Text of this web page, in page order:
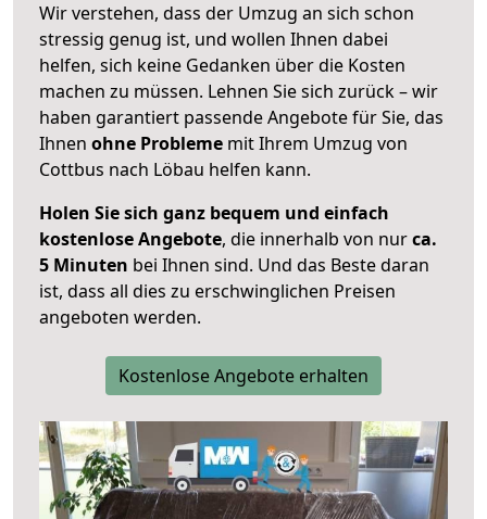
Wir verstehen, dass der Umzug an sich schon
stressig genug ist, und wollen Ihnen dabei
helfen, sich keine Gedanken über die Kosten
machen zu müssen. Lehnen Sie sich zurück – wir
haben garantiert passende Angebote für Sie, das
Ihnen ohne Probleme mit Ihrem Umzug von
Cottbus nach Löbau helfen kann.
Holen Sie sich ganz bequem und einfach
kostenlose Angebote, die innerhalb von nurca.
5 Minuten bei Ihnen sind. Und das Beste daran
ist, dass all dies zu erschwinglichen Preisen
angeboten werden.
Kostenlose Angebote erhalten